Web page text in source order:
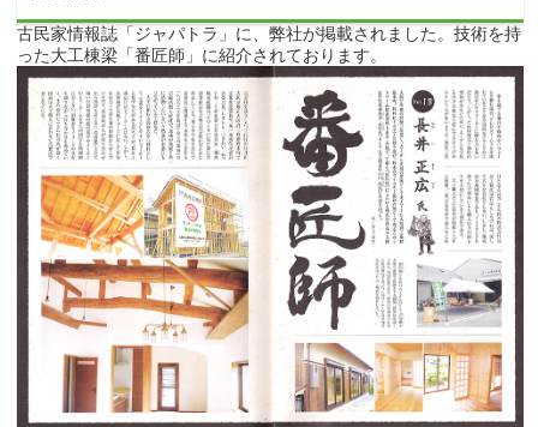
古民家情報誌「ジャパトラ」に、弊社が掲載されました。技術を持
った大工棟梁「番匠師」に紹介されております。